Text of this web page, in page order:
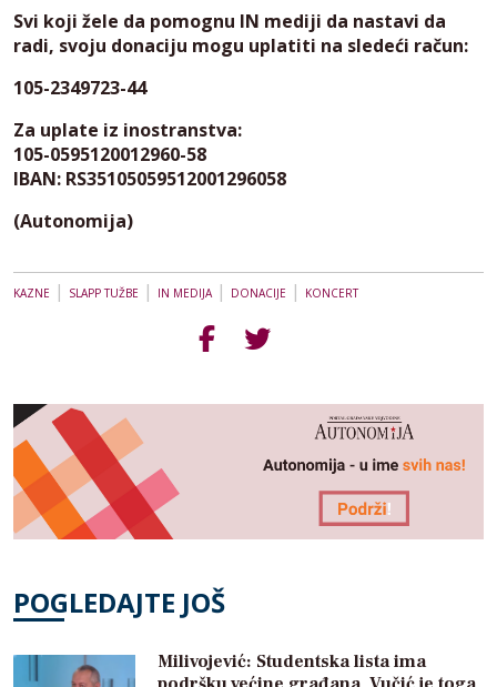
Svi koji žele da pomognu IN mediji da nastavi da
radi, svoju donaciju mogu uplatiti na sledeći račun:
105-2349723-44
Za uplate iz inostranstva:
105-0595120012960-58
IBAN: RS35105059512001296058
(Autonomija)
KAZNE | SLAPP TUŽBE | IN MEDIJA| DONACIJE | KONCERT
POGLEDAJTE JOŠ
Milivojević: Studentska lista ima